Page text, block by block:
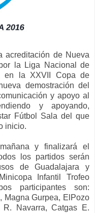
acreditación de Nueva
la Liga Nacional de
en la XXVII Copa de
demostración del
y apoyo al
y apoyando,
Fútbol Sala del que
inicio.
y finalizará el
los partidos serán
de Guadalajara y
Infantil Trofeo
participantes son:
Magna Gurpea, ElPozo
R. Navarra, Catgas E.